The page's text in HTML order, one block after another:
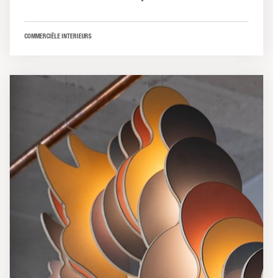
COMMERCIËLE INTERIEURS